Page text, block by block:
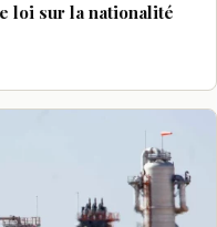
loi sur la nationalité